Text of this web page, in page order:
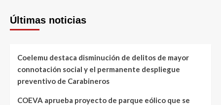
Últimas noticias
Coelemu destaca disminución de delitos de mayor
connotación social y el permanente despliegue
preventivo de Carabineros
COEVA aprueba proyecto de parque eólico que se